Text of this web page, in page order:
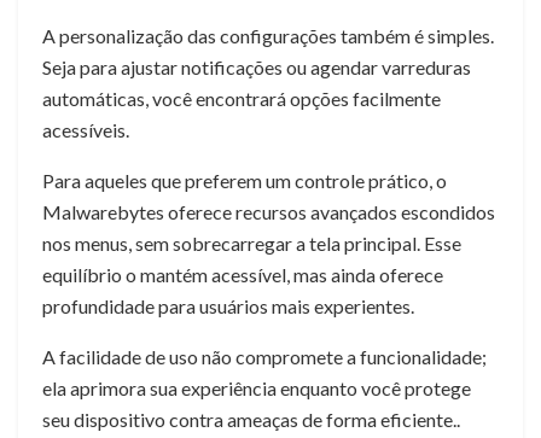
A personalização das configurações também é simples.
Seja para ajustar notificações ou agendar varreduras
automáticas, você encontrará opções facilmente
acessíveis.
Para aqueles que preferem um controle prático, o
Malwarebytes oferece recursos avançados escondidos
nos menus, sem sobrecarregar a tela principal. Esse
equilíbrio o mantém acessível, mas ainda oferece
profundidade para usuários mais experientes.
A facilidade de uso não compromete a funcionalidade;
ela aprimora sua experiência enquanto você protege
seu dispositivo contra ameaças de forma eficiente..